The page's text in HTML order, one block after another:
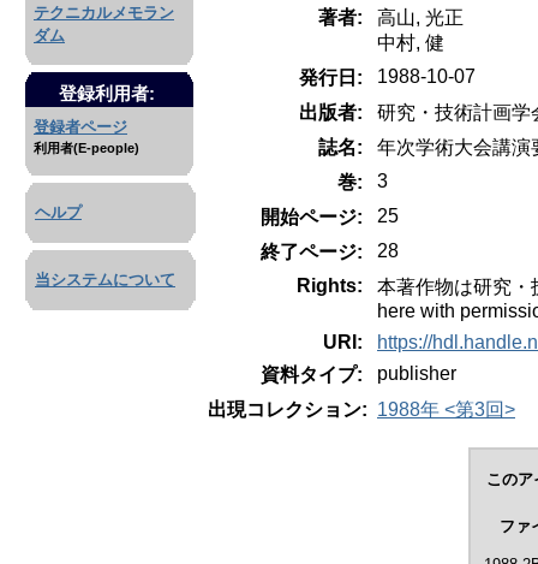
テクニカルメモラン
ダム
登録利用者:
登録者ページ
利用者(E-people)
ヘルプ
当システムについて
著者:
高山, 光正
中村, 健
発行日:
1988-10-07
出版者:
研究・技術計画学
誌名:
年次学術大会講演
巻:
3
開始ページ:
25
終了ページ:
28
Rights:
本著作物は研究・
here with
URI:
https://
資料タイプ:
publisher
出現コレクション: 1988年 <第3回>
このア
ファ